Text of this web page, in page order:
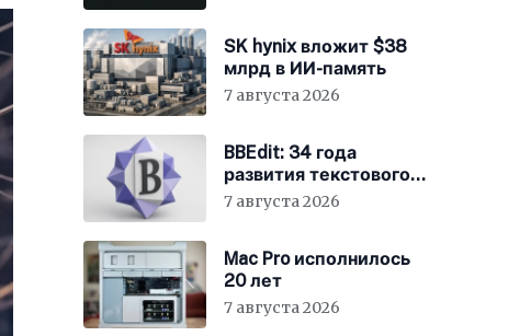
SK hynix вложит $38
млрд в ИИ-память
7 августа 2026
BBEdit: 34 года
развития текстового
редактора для Mac
7 августа 2026
Mac Pro исполнилось
20 лет
7 августа 2026